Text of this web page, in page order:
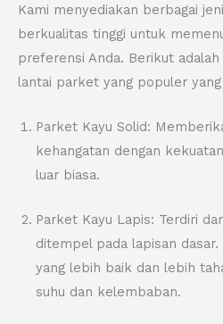
Kami menyediakan berbagai
berkualitas tinggi untuk
preferensi Anda. Berikut
lantai parket yang populer
Parket Kayu Solid:
kehangatan dengan
luar biasa.
Parket Kayu Lapis: Terdiri
ditempel pada lapisan
yang lebih baik dan lebih
suhu dan kelembaban.